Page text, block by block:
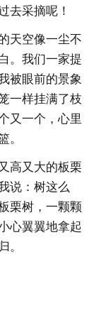
去采摘呢！
天空像一尘不
。我们一家提
被眼前的景象
一样挂满了枝
又一个，心里
。
高又大的板栗
说：树这么
栗树，一颗颗
心翼翼地拿起
。